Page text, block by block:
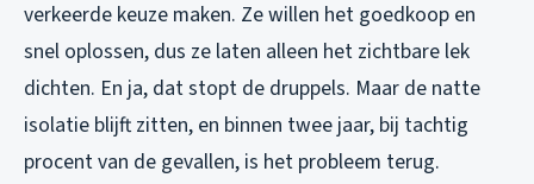
verkeerde keuze maken. Ze willen het goedkoop en
snel oplossen, dus ze laten alleen het zichtbare lek
dichten. En ja, dat stopt de druppels. Maar de natte
isolatie blijft zitten, en binnen twee jaar, bij tachtig
procent van de gevallen, is het probleem terug.